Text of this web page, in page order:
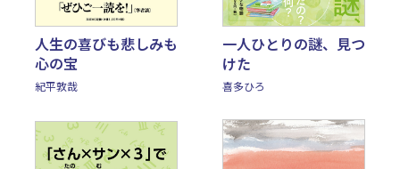
人生の喜びも悲しみも
心の宝
紀平敦哉
一人ひとりの謎、見つ
けた
喜多ひろ